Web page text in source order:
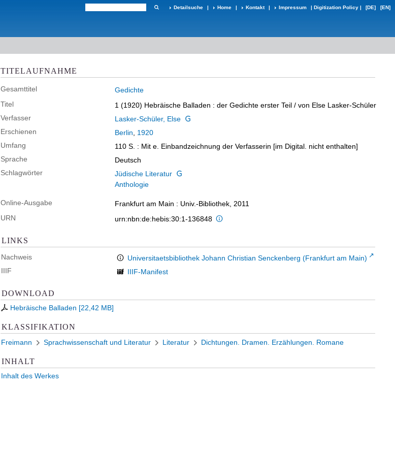
Detailsuche | Home | Kontakt | Impressum | Digitization Policy | [DE] [EN]
TITELAUFNAHME
Gesamttitel
Gedichte
Titel
1 (1920) Hebräische Balladen : der Gedichte erster Teil / von Else Lasker-Schüler
Verfasser
Lasker-Schüler, Else
Erschienen
Berlin
1920
Umfang
110 S. : Mit e. Einbandzeichnung der Verfasserin [im Digital. nicht enthalten]
Sprache
Deutsch
Schlagwörter
Jüdische Literatur
Anthologie
Online-Ausgabe
Frankfurt am Main : Univ.-Bibliothek, 2011
URN
urn:nbn:de:hebis:30:1-136848
LINKS
Nachweis
Universitaetsbibliothek Johann Christian Senckenberg (Frankfurt am Main)
IIIF
IIIF-Manifest
DOWNLOAD
Hebräische Balladen [22,42 MB]
KLASSIFIKATION
Freimann Sprachwissenschaft und Literatur Literatur Dichtungen. Dramen. Erzählungen. Romane
INHALT
Inhalt des Werkes